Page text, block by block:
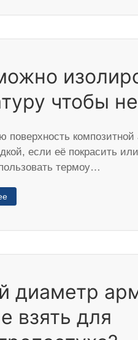
чтобы
если её покрасить
термоу…
диаметр
взять для